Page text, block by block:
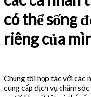
có thể sống
riêng của
Chúng tôi hợp tác với các
cung cấp dịch vụ chăm